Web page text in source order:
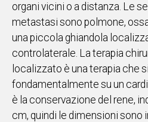
organi vicini o a distanza. Le
metastasi sono polmone,
una piccola ghiandola
controlaterale. La terapia
localizzato è una terapia che
fondamentalmente su un
è la conservazione del rene,
cm, quindi le dimensioni sono